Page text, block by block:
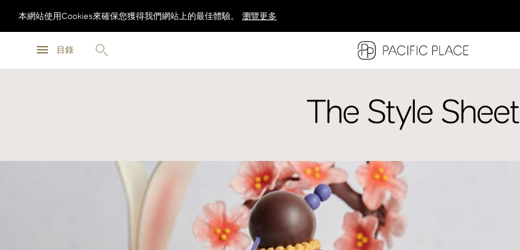
目錄
本網站使用Cookies來確保您獲得我們網站上的最佳體驗。 瀏覽更多
The Style Sheet